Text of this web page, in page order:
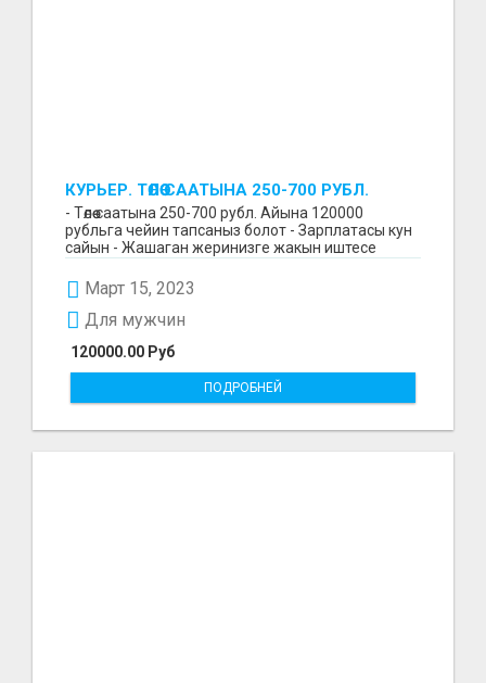
КУРЬЕР. ТӨЛӨӨ СААТЫНА 250-700 РУБЛ.
ЖУМУШ ГРАФИГИ СВОБОДНЫЙ. БЕЗ
ОПЫТА АЛАБЫЗ. ҮЙДҮН ЖАНЫНДА.
- Төлөө саатына 250-700 рубл. Айына 120000
рубльга чейин тапсаныз болот - Зарплатасы кун
сайын - Жашаган жеринизге жакын иштесе
Март 15, 2023
120000.00 Руб
Для мужчин
ПОДРОБНЕЙ